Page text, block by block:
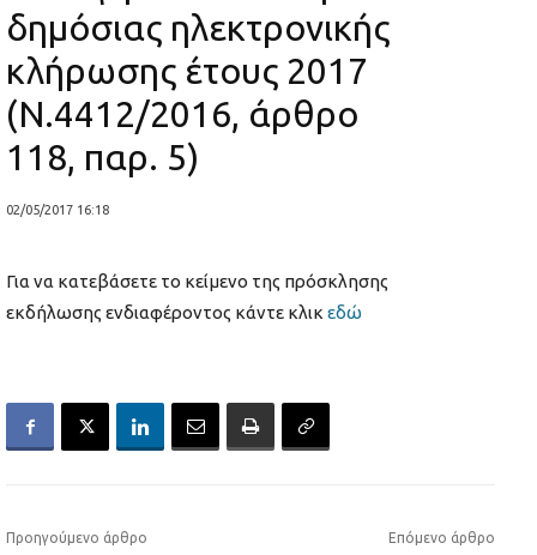
δημόσιας ηλεκτρονικής
κλήρωσης έτους 2017
(Ν.4412/2016, άρθρο
118, παρ. 5)
02/05/2017 16:18
Για να κατεβάσετε το κείμενο της πρόσκλησης
εκδήλωσης ενδιαφέροντος κάντε κλικ εδώ
Προηγούμενο άρθρο Επόμενο άρθρο